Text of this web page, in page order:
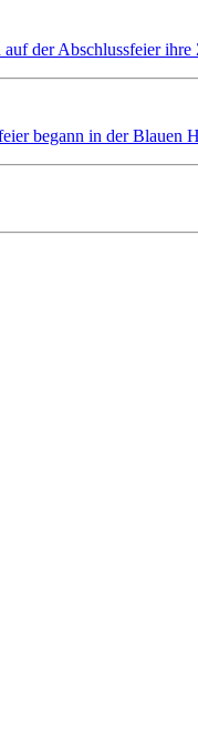
der Abschlussfeier ihre
begann in der Blauen